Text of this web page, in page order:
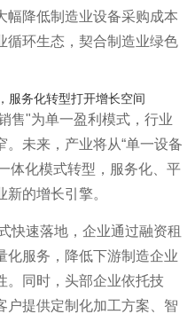
幅降低制造业设备采购成本
循环生态，契合制造业绿色
服务化转型打开增长空间
售"为单一盈利模式，行业
。未来，产业将从“单一设备
体化模式转型，服务化、平
的增长引擎。
快速落地，企业通过融资租
化服务，降低下游制造企业
。同时，头部企业依托技
户提供定制化加工方案、智